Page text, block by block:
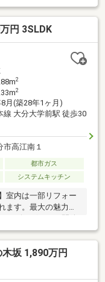
円 3SLDK
2
2
月(築28年1ヶ月)
線 大分大学前駅 徒歩30
市高江南１
都市ガス
システムキッチン
室内は一部リフォー
ます。最大の魅力
ごせます。外観は飽
々の暮らしに彩りを
ーポート付きの駐
の立地となってお
坂 1,890万円